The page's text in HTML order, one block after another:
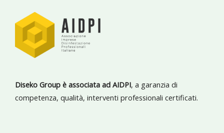
Diseko Group è associata ad AIDPI, a garanzia di
competenza, qualità, interventi professionali certificati.